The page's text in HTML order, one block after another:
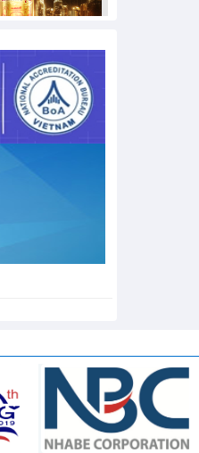
đổi nhận diện,
trình lịch sử hơn